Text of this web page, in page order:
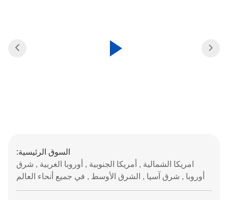
السوق الرئيسية:
امريكا الشمالية , أمريكا الجنوبية , أوروبا الغربية , شرق
أوروبا , شرق آسيا , الشرق الأوسط , في جميع أنحاء العالم